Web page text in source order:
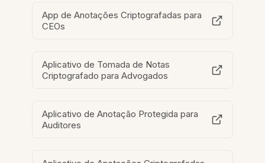
App de Anotações Criptografadas para
CEOs
Aplicativo de Tomada de Notas
Criptografado para Advogados
Aplicativo de Anotação Protegida para
Auditores